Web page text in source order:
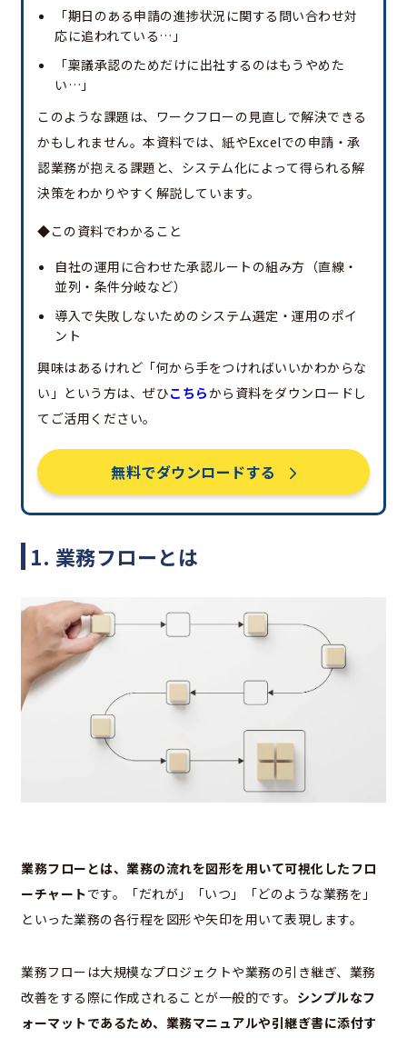
「期日のある申請の進捗状況に関する問い合わせ対
応に追われている…」
「稟議承認のためだけに出社するのはもうやめた
い…」
このような課題は、ワークフローの見直しで解決できる
かもしれません。本資料では、紙やExcelでの申請・承
認業務が抱える課題と、システム化によって得られる解
決策をわかりやすく解説しています。
◆この資料でわかること
自社の運用に合わせた承認ルートの組み方（直線・
並列・条件分岐など）
導入で失敗しないためのシステム選定・運用のポイ
ント
興味はあるけれど「何から手をつければいいかわからな
い」という方は、ぜひこちらから資料をダウンロードし
てご活用ください。
無料でダウンロードする
1. 業務フローとは
業務フローとは、業務の流れを図形を用いて可視化したフロ
ーチャートです。「だれが」「いつ」「どのような業務を」
といった業務の各行程を図形や矢印を用いて表現します。
業務フローは大規模なプロジェクトや業務の引き継ぎ、業務
改善をする際に作成されることが一般的です。 シンプルなフ
ォーマットであるため、業務マニュアルや引継ぎ書に添付す